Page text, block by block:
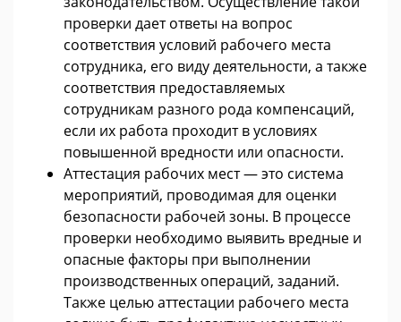
проверки дает ответы на вопрос
соответствия условий рабочего места
сотрудника, его виду деятельности, а также
соответствия предоставляемых
сотрудникам разного рода компенсаций,
если их работа проходит в условиях
повышенной вредности или опасности.
Аттестация рабочих мест — это система
мероприятий, проводимая для оценки
безопасности рабочей зоны. В процессе
проверки необходимо выявить вредные и
опасные факторы при выполнении
производственных операций, заданий.
Также целью аттестации рабочего места